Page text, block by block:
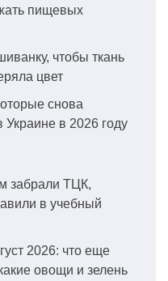
пищевых
чтобы ткань
цвет
снова
в 2026 году
забрали ТЦК,
в учебный
2026: что еще
овощи и зелень